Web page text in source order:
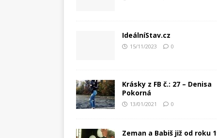
IdeálníStav.cz
15/11/2023 0
Krásky z FB č.: 27 – Denisa
Pokorná
13/01/2021 0
Zeman a Babiš již od roku